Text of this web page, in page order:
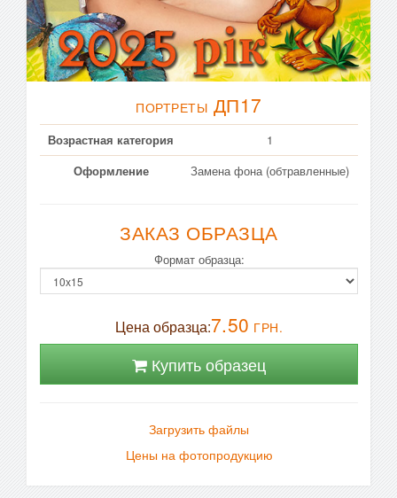
ПОРТРЕТЫ ДП17
Возрастная категория
1
Оформление
Замена фона (обтравленные)
ЗАКАЗ ОБРАЗЦА
Формат образца:
Цена образца:7.50 ГРН.
Купить образец
Загрузить файлы
Цены на фотопродукцию